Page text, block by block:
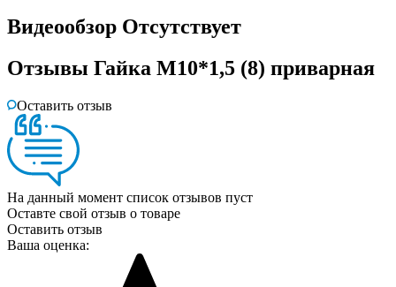
Видеообзор Отсутствует
Отзывы Гайка М10*1,5 (8) приварная
Оставить отзыв
На данный момент список отзывов пуст
Оставте свой отзыв о товаре
Оставить отзыв
Ваша оценка: